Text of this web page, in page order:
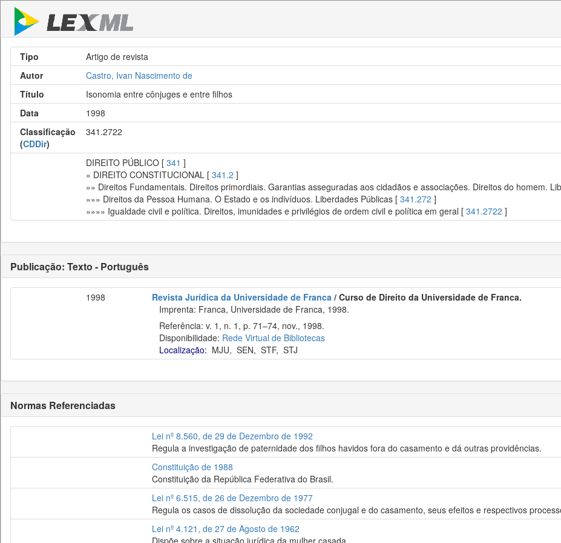
Tipo
Artigo de revista
Autor
Castro, Ivan Nascimento de
Título
Isonomia entre cônjuges e entre filhos
Data
1998
Classificação
(CDDir)
341.2722
DIREITO PÚBLICO [ 341 ]
» DIREITO CONSTITUCIONAL [ 341.2 ]
»» Direitos Fundamentais. Direitos primordiais. Garantias asseguradas aos cidadãos e associações. Direitos do homem.
»»» Direitos da Pessoa Humana. O Estado e os indivíduos. Liberdades Públicas [ 341.272 ]
»»»» Igualdade civil e política. Direitos, imunidades e privilégios de ordem civil e política em geral [ 341.2722 ]
Publicação: Texto - Português
1998 Revista Jurídica da Universidade de Franca / Curso de Direito da Universidade de Franca.
Imprenta: Franca, Universidade de Franca, 1998.
Referência: v. 1, n. 1, p. 71–74, nov., 1998.
Disponibilidade: Rede Virtual de Bibliotecas
Localização: MJU, SEN, STF, STJ
Normas Referenciadas
Lei nº 8.560, de 29 de Dezembro de 1992
Regula a investigação de paternidade dos filhos havidos fora do casamento e dá outras providências.
Constituição de 1988
Constituição da República Federativa do Brasil.
Lei nº 6.515, de 26 de Dezembro de 1977
Regula os casos de dissolução da sociedade conjugal e do casamento, seus efeitos e respectivos
Lei nº 4.121, de 27 de Agosto de 1962
Dispõe sobre a situação jurídica da mulher casada.